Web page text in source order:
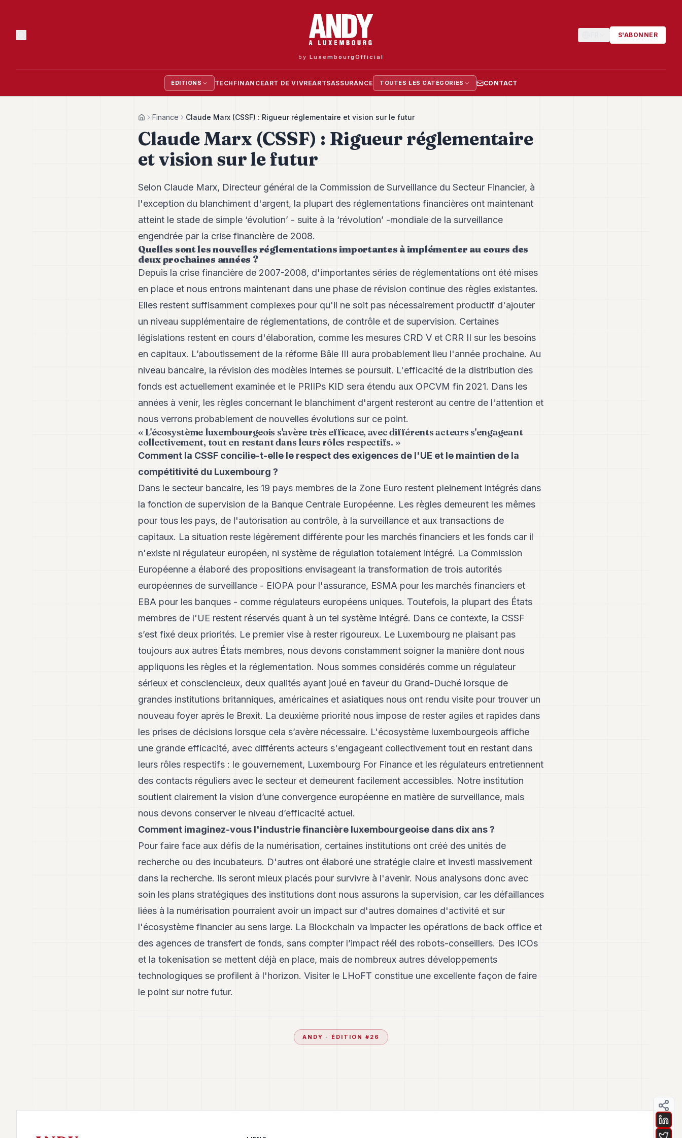
byLuxembourgOfficial
S'ABONNER
ÉDITIONS TECH FINANCEART DE VIVREARTSASSURANCE TOUTES LES CATÉGORIES CONTACT
HomeFinance Claude Marx (CSSF) : Rigueur réglementaire et vision sur le futur
Claude Marx (CSSF) : Rigueur réglementaire
et vision sur le futur
Selon Claude Marx, Directeur général de la Commission de Surveillance du Secteur Financier, à
l'exception du blanchiment d'argent, la plupart des réglementations financières ont maintenant
atteint le stade de simple ‘évolution’ - suite à la ‘révolution’ -mondiale de la surveillance
engendrée par la crise financière de 2008.
Quelles sont les nouvelles réglementations importantes à implémenter au cours des
deux prochaines années ?
Depuis la crise financière de 2007-2008, d'importantes séries de réglementations ont été mises
en place et nous entrons maintenant dans une phase de révision continue des règles existantes.
Elles restent suffisamment complexes pour qu'il ne soit pas nécessairement productif d'ajouter
un niveau supplémentaire de réglementations, de contrôle et de supervision. Certaines
législations restent en cours d'élaboration, comme les mesures CRD V et CRR II sur les besoins
en capitaux. L’aboutissement de la réforme Bâle III aura probablement lieu l'année prochaine. Au
niveau bancaire, la révision des modèles internes se poursuit. L'efficacité de la distribution des
fonds est actuellement examinée et le PRIIPs KID sera étendu aux OPCVM fin 2021. Dans les
années à venir, les règles concernant le blanchiment d'argent resteront au centre de l'attention et
nous verrons probablement de nouvelles évolutions sur ce point.
« L'écosystème luxembourgeois s'avère très efficace, avec différents acteurs s'engageant
collectivement, tout en restant dans leurs rôles respectifs. »
Comment la CSSF concilie-t-elle le respect des exigences de l'UE et le maintien de la
compétitivité du Luxembourg ?
Dans le secteur bancaire, les 19 pays membres de la Zone Euro restent pleinement intégrés dans
la fonction de supervision de la Banque Centrale Européenne. Les règles demeurent les mêmes
pour tous les pays, de l'autorisation au contrôle, à la surveillance et aux transactions de
capitaux. La situation reste légèrement différente pour les marchés financiers et les fonds car il
n'existe ni régulateur européen, ni système de régulation totalement intégré. La Commission
Européenne a élaboré des propositions envisageant la transformation de trois autorités
européennes de surveillance - EIOPA pour l'assurance, ESMA pour les marchés financiers et
EBA pour les banques - comme régulateurs européens uniques. Toutefois, la plupart des États
membres de l'UE restent réservés quant à un tel système intégré. Dans ce contexte, la CSSF
s’est fixé deux priorités. Le premier vise à rester rigoureux. Le Luxembourg ne plaisant pas
toujours aux autres États membres, nous devons constamment soigner la manière dont nous
appliquons les règles et la réglementation. Nous sommes considérés comme un régulateur
sérieux et consciencieux, deux qualités ayant joué en faveur du Grand-Duché lorsque de
grandes institutions britanniques, américaines et asiatiques nous ont rendu visite pour trouver un
nouveau foyer après le Brexit. La deuxième priorité nous impose de rester agiles et rapides dans
les prises de décisions lorsque cela s’avère nécessaire. L'écosystème luxembourgeois affiche
une grande efficacité, avec différents acteurs s'engageant collectivement tout en restant dans
leurs rôles respectifs : le gouvernement, Luxembourg For Finance et les régulateurs entretiennent
des contacts réguliers avec le secteur et demeurent facilement accessibles. Notre institution
soutient clairement la vision d’une convergence européenne en matière de surveillance, mais
nous devons conserver le niveau d’efficacité actuel.
Comment imaginez-vous l'industrie financière luxembourgeoise dans dix ans ?
Pour faire face aux défis de la numérisation, certaines institutions ont créé des unités de
recherche ou des incubateurs. D'autres ont élaboré une stratégie claire et investi massivement
dans la recherche. Ils seront mieux placés pour survivre à l'avenir. Nous analysons donc avec
soin les plans stratégiques des institutions dont nous assurons la supervision, car les défaillances
liées à la numérisation pourraient avoir un impact sur d'autres domaines d'activité et sur
l'écosystème financier au sens large. La Blockchain va impacter les opérations de back office et
des agences de transfert de fonds, sans compter l’impact réél des robots-conseillers. Des ICOs
et la tokenisation se mettent déjà en place, mais de nombreux autres développements
technologiques se profilent à l'horizon. Visiter le LHoFT constitue une excellente façon de faire
le point sur notre futur.
ANDY · ÉDITION # 26